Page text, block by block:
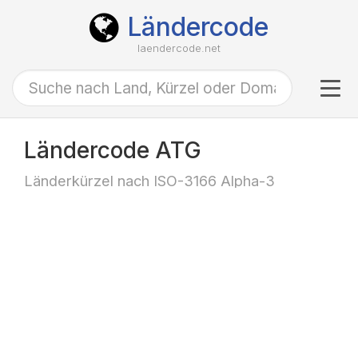
Ländercode
laendercode.net
Ländercode ATG
Länderkürzel nach ISO-3166 Alpha-3